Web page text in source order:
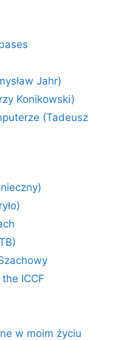
Jahr)
Konikowski)
(Tadeusz
ICCF
w moim życiu